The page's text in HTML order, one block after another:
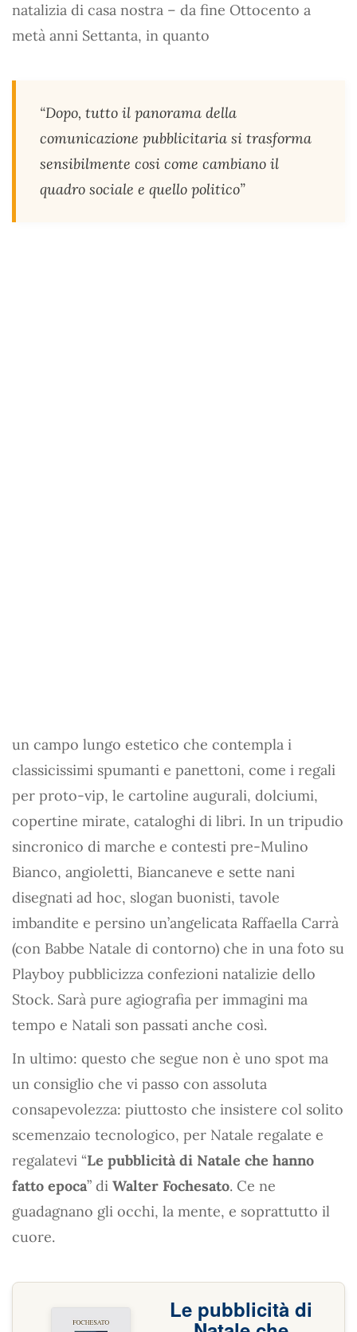
natalizia di casa nostra – da fine Ottocento a
metà anni Settanta, in quanto
“Dopo, tutto il panorama della
comunicazione pubblicitaria si trasforma
sensibilmente cosi come cambiano il
quadro sociale e quello politico”
un campo lungo estetico che contempla i
classicissimi spumanti e panettoni, come i regali
per proto-vip, le cartoline augurali, dolciumi,
copertine mirate, cataloghi di libri. In un tripudio
sincronico di marche e contesti pre-Mulino
Bianco, angioletti, Biancaneve e sette nani
disegnati ad hoc, slogan buonisti, tavole
imbandite e persino un’angelicata Raffaella Carrà
(con Babbe Natale di contorno) che in una foto su
Playboy pubblicizza confezioni natalizie dello
Stock. Sarà pure agiografia per immagini ma
tempo e Natali son passati anche così.
In ultimo: questo che segue non è uno spot ma
un consiglio che vi passo con assoluta
consapevolezza: piuttosto che insistere col solito
scemenzaio tecnologico, per Natale regalate e
regalatevi “Le pubblicità di Natale che hanno
fatto epoca” di Walter Fochesato. Ce ne
guadagnano gli occhi, la mente, e soprattutto il
cuore.
Le pubblicità di